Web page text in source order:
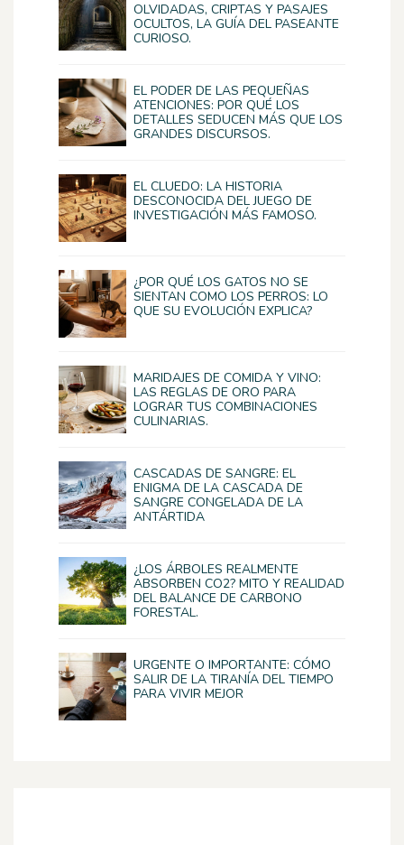
OLVIDADAS, CRIPTAS Y PASAJES
OCULTOS, LA GUÍA DEL PASEANTE
CURIOSO.
EL PODER DE LAS PEQUEÑAS
ATENCIONES: POR QUÉ LOS
DETALLES SEDUCEN MÁS QUE LOS
GRANDES DISCURSOS.
EL CLUEDO: LA HISTORIA
DESCONOCIDA DEL JUEGO DE
INVESTIGACIÓN MÁS FAMOSO.
¿POR QUÉ LOS GATOS NO SE
SIENTAN COMO LOS PERROS: LO
QUE SU EVOLUCIÓN EXPLICA?
MARIDAJES DE COMIDA Y VINO:
LAS REGLAS DE ORO PARA
LOGRAR TUS COMBINACIONES
CULINARIAS.
CASCADAS DE SANGRE: EL
ENIGMA DE LA CASCADA DE
SANGRE CONGELADA DE LA
ANTÁRTIDA
¿LOS ÁRBOLES REALMENTE
ABSORBEN CO2? MITO Y REALIDAD
DEL BALANCE DE CARBONO
FORESTAL.
URGENTE O IMPORTANTE: CÓMO
SALIR DE LA TIRANÍA DEL TIEMPO
PARA VIVIR MEJOR